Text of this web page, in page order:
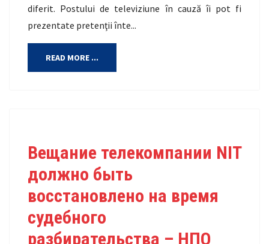
diferit. Postului de televiziune în cauză îi pot fi
prezentate pretenţii înte...
READ MORE ...
Вещание телекомпании NIT
должно быть
восстановлено на время
судебного
разбирательства – НПО